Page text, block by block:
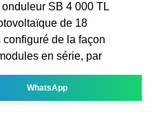
SB 4 000 TL
de 18
de la façon
en série, par
WhatsApp